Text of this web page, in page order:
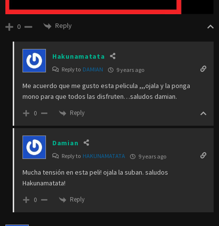
0 Reply
Hakunamatata
Reply to DAMIAN 9 years ago
Me acuerdo que me gusto esta pelicula ,,,ojala y la ponga
mono para que todos las disfruten…saludos damian.
0 Reply
Damian
Reply to HAKUNAMATATA 9 years ago
Mucha tensión en esta peli! ojala la suban. saludos
Hakunamatata!
0 Reply